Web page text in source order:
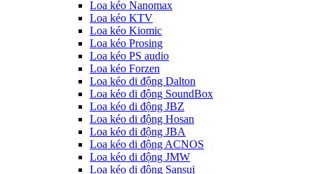
Loa kéo Nanomax
Loa kéo KTV
Loa kéo Kiomic
Loa kéo Prosing
Loa kéo PS audio
Loa kéo Forzen
Loa kéo di động Dalton
Loa kéo di động SoundBox
Loa kéo di động JBZ
Loa kéo di động Hosan
Loa kéo di động JBA
Loa kéo di động ACNOS
Loa kéo di động JMW
Loa kéo di động Sansui